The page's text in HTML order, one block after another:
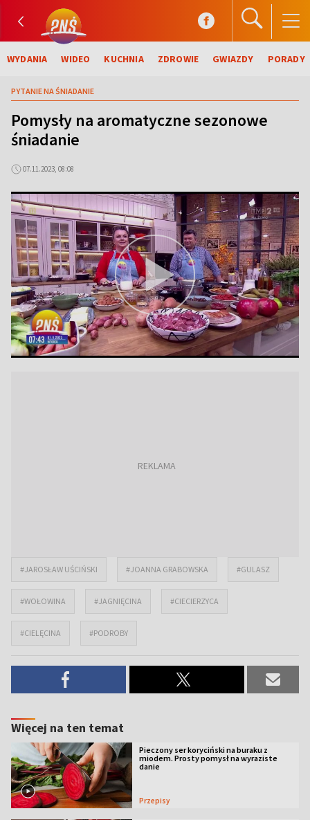
WYDANIA WIDEO KUCHNIA ZDROWIE GWIAZDY PORADY
PYTANIE NA ŚNIADANIE
Pomysły na aromatyczne sezonowe
śniadanie
07.11.2023, 08:08
#JAROSŁAW UŚCIŃSKI #JOANNA GRABOWSKA #GULASZ
#WOŁOWINA #JAGNIĘCINA #CIECIERZYCA
#CIELĘCINA #PODROBY
Więcej na ten temat
Pieczony ser koryciński na buraku z
miodem. Prosty pomysł na wyraziste
danie
Przepisy